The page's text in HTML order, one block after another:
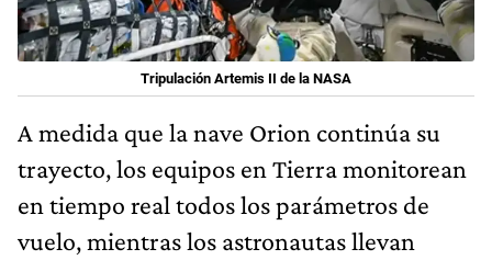
Tripulación Artemis II de la NASA
A medida que la nave Orion continúa su
trayecto, los equipos en Tierra monitorean
en tiempo real todos los parámetros de
vuelo, mientras los astronautas llevan